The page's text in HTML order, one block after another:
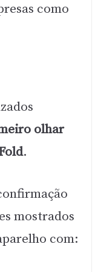
como
olhar
.
mostrados
com: